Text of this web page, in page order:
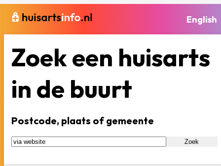
English
Zoek een huisarts
in de buurt
Postcode, plaats of gemeente
Zoek